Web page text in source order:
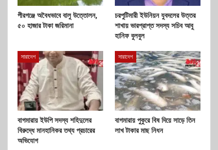
পীরগঞ্জে অবৈধভাবে বালু উত্তোলন,
৫০ হাজার টাকা জরিমানা
চরপুটিমারী ইউনিয়ন যুবদলের উত্তর
শাখায় ভারপ্রাপ্ত সদস্য সচিব আবু
হানিফ বুলবুল
সারাদেশ
বাগমারায় ইউপি সদস্য শহিদুলের
বিরুদ্ধে মানহানিকর তথ্য প্রচারের
অভিযোগ
সারাদেশ
বাগমারায় পুকুরে বিষ দিয়ে সাড়ে তিন
লাখ টাকার মাছ নিধন